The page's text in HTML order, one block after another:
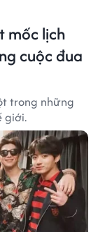
mốc lịch
cuộc đua
trong những
giới.